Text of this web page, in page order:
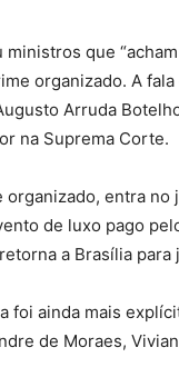
que
organizado. A
Arruda
na Suprema Corte.
organizado, entra
de luxo pago
a Brasília
foi ainda mais
de Moraes,